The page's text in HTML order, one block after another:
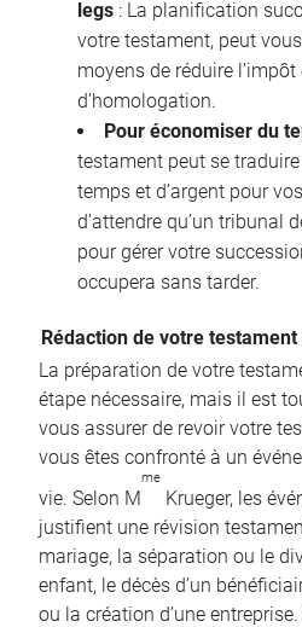
legs : La planification
votre testament, peut
moyens de réduire
d’homologation.
Pour économiser du
testament peut se
temps et d’argent pour
d’attendre qu’un tribunal
pour gérer votre
occupera sans tarder.
Rédaction de votre
La préparation de votre
étape nécessaire, mais il est
vous assurer de revoir votre
vous êtes confronté à un
vie. Selon M
me
Krueger, les
justifient une révision
mariage, la séparation ou le
enfant, le décès d’un
ou la création d’une